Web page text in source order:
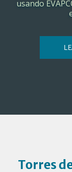
usando
Torres